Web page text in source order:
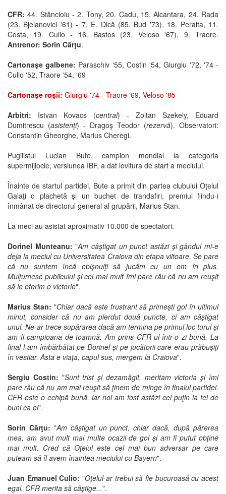
CFR:44. Stăncioiu - 2. Tony, 20. Cadu, 15. Alcantara, 24. Rada
(23. Bjelanovici '61) - 7. E. Dică (85. Bud '73), 18. Peralta, 11.
Costa, 19. Culio - 16. Bastos (23. Veloso '67), 9. Traore.
Antrenor: Sorin Cârţu.
Cartonaşe galbene: Paraschiv '55, Costin '54, Giurgiu '72, '74 -
Culio '52, Traore '54, '69
Cartonaşe roşii: Giurgiu '74 - Traore '69, Veloso '85
Arbitri: Istvan Kovacs (central) - Zoltan Szekely, Eduard
Dumitrescu (asistenţi) - Dragoş Teodor (rezervă). Observatori:
Constantin Gheorghe, Marius Cheregi.
Pugilistul Lucian Bute, campion mondial la categoria
supermijlocie, versiunea IBF, a dat lovitura de start a meciului.
Înainte de startul partidei, Bute a primit din partea clubului Oţelul
Galaţi o plachetă şi un buchet de trandafiri, premiul fiindu-i
înmânat de directorul general al grupării, Marius Stan.
La meci au asistat aproximativ 10.000 de spectatori.
Dorinel Munteanu:"Am câştigat un punct astăzi şi gândul mi-e
deja la meciul cu Universitatea Craiova din etapa viitoare. Se pare
că nu suntem încă obişnuiţi să jucăm cu un om în plus.
Mulţumesc publicului şi cel mai mult îmi pare rău că nu am reuşit
să le oferim o victorie".
Marius Stan: "Chiar dacă este frustrant să primeşti gol în ultimul
minut, consider că nu am pierdut două puncte, ci am câştigat
unul. Ne-ar trece supărarea dacă am termina pe primul loc turul şi
am fi campioana de toamnă. Am prins CFR-ul într-o zi bună. La
final l-am îmbărbătat pe Dorinel şi pe jucătorii care erau prăbuşiţi
în vestiar. Asta e viaţa, capul sus, mergem la Craiova".
Sergiu Costin: "Sunt trist şi dezamăgit, meritam victoria şi îmi
pare rău că nu am mai reuşit să ţinem de minge în finalul partidei.
CFR este o echipă bună, iar noi am fost astăzi cel puţin la fel de
buni ca ei".
Sorin Cârţu: "Am câştigat un punct, chiar dacă, după părerea
mea, am avut mult mai multe ocazii de gol şi am fi putut obţine
mai mult. Cred că Oţelul este cel mai bun adversar pe care
puteam să îl avem înaintea meciului cu Bayern".
Juan Emanuel Culio: "Oţelul ar trebui să fie bucuroasă cu acest
egal. CFR merita să câştige...".